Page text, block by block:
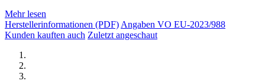
Mehr lesen
Herstellerinformationen (PDF)Angaben VO EU-2023/988
Kunden kauften auch Zuletzt angeschaut